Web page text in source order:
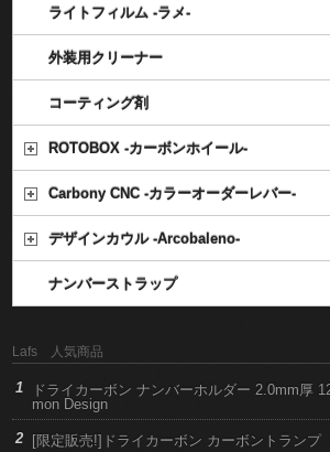
ライトフィルム -ラメ-
外装用クリーナー
コーティング剤
ROTOBOX -カーボンホイール-
Carbony CNC -カラーオーダーレバー-
デザインカウル -Arcobaleno-
ナンバーストラップ
Lafs 人気商品
ドライカーボン ナンバーホルダー 2.0mm厚
mon Design
[限定販売!]ドライカーボン カーボントランプ